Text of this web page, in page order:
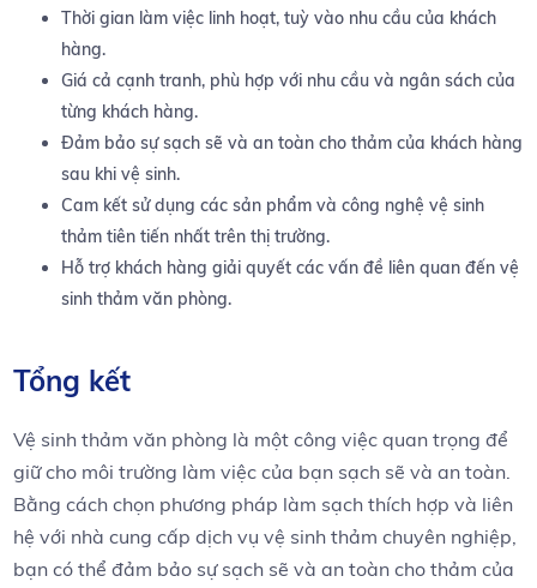
Thời gian làm việc linh hoạt, tuỳ vào nhu cầu của khách
hàng.
Giá cả cạnh tranh, phù hợp với nhu cầu và ngân sách của
từng khách hàng.
Đảm bảo sự sạch sẽ và an toàn cho thảm của khách hàng
sau khi vệ sinh.
Cam kết sử dụng các sản phẩm và công nghệ vệ sinh
thảm tiên tiến nhất trên thị trường.
Hỗ trợ khách hàng giải quyết các vấn đề liên quan đến vệ
sinh thảm văn phòng.
Tổng kết
Vệ sinh thảm văn phòng là một công việc quan trọng để
giữ cho môi trường làm việc của bạn sạch sẽ và an toàn.
Bằng cách chọn phương pháp làm sạch thích hợp và liên
hệ với nhà cung cấp dịch vụ vệ sinh thảm chuyên nghiệp,
bạn có thể đảm bảo sự sạch sẽ và an toàn cho thảm của